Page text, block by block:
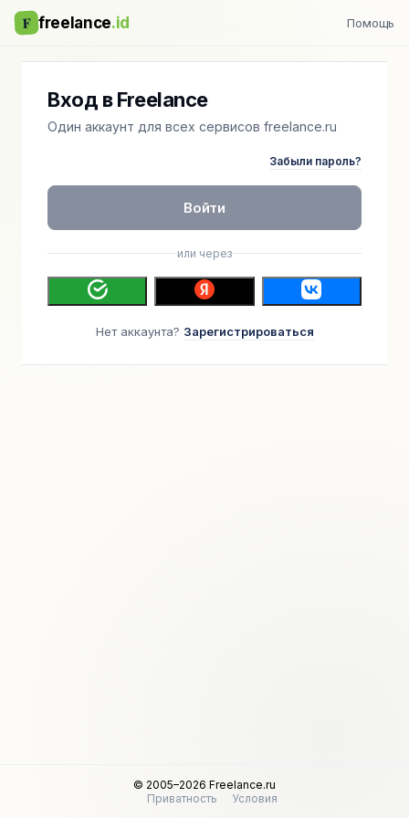
F freelance.id Помощь
Вход в Freelance
Один аккаунт для всех сервисов freelance.ru
Забыли пароль?
Войти
или через
Нет аккаунта? Зарегистрироваться
© 2005–2026 Freelance.ru
Приватность
Условия